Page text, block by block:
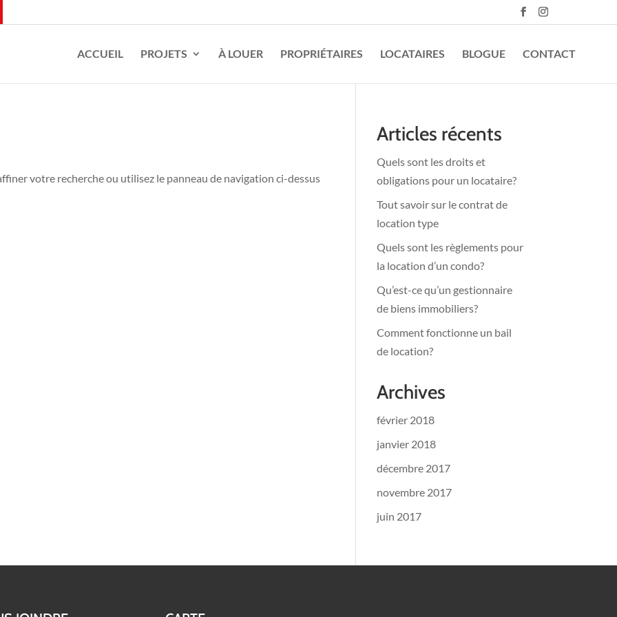
ACCUEIL PROJETS À LOUER PROPRIÉTAIRES LOCATAIRES BLOGUE CONTACT
votre recherche ou utilisez le panneau de navigation ci-dessus
Articles récents
Quels sont les droits et
obligations pour un locataire?
Tout savoir sur le contrat de
location type
Quels sont les règlements pour
la location d’un condo?
Qu’est-ce qu’un gestionnaire
de biens immobiliers?
Comment fonctionne un bail
de location?
Archives
février 2018
janvier 2018
décembre 2017
novembre 2017
juin 2017